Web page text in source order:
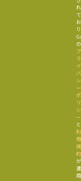
れ
て
お
の
プ
ラ
イ
バ
シ
ー
ポ
リ
シ
ー
と
利
用
規
約
が
適
用